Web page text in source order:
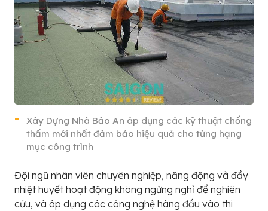
Xây Dựng Nhà Bảo An áp dụng các kỹ thuật chống
thấm mới nhất đảm bảo hiệu quả cho từng hạng
mục công trình
Đội ngũ nhân viên chuyên nghiệp, năng động và đầy
nhiệt huyết hoạt động không ngừng nghỉ để nghiên
cứu, và áp dụng các công nghệ hàng đầu vào thi